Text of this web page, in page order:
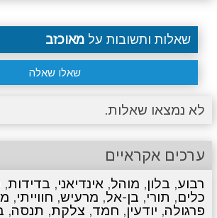
שאלות ותשובות על מאוכזב
שאלו שאלה
לא נמצאו שאלות.
ערכים אקראיים
רבוע, בלון, מוהל, אינדיאני, בדידות,
כלים, תורי, בן-אל, מרעיש, חווייתי,
פרגולה, יודעין, חמד, צלקת, תנסה,